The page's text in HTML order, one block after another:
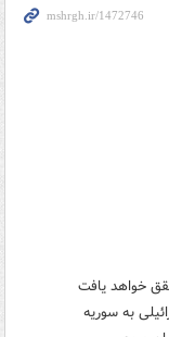
خواهد یافت
به سوریه